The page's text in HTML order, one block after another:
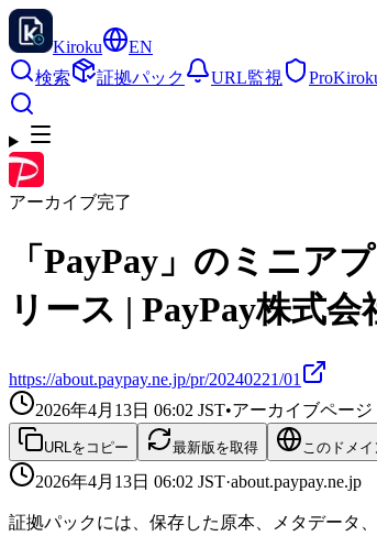
Kiroku
EN
検索
証拠パック URL監視 Pro
アーカイブ完了
「PayPay」のミニア
リース | PayPay株式会
https://about.paypay.ne.jp/pr/20240221/01
2026年4月13日 06:02 JST•アーカイブページ
URLをコピー 最新版を取得 このドメ
2026年4月13日 06:02 JST·about.paypay.ne.jp
証拠パックには、保存した原本、メタデータ